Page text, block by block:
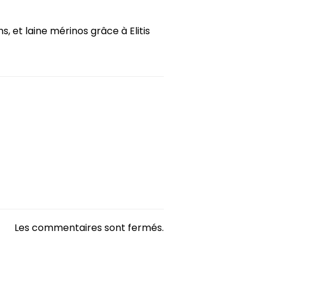
et laine mérinos grâce à Elitis
Les commentaires sont fermés.